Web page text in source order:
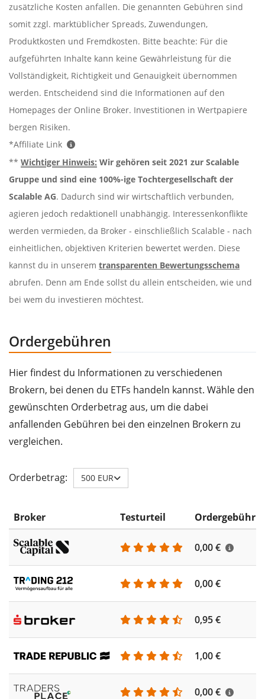
zusätzliche Kosten anfallen. Die genannten Gebühren sind
somit zzgl. marktüblicher Spreads, Zuwendungen,
Produktkosten und Fremdkosten. Bitte beachte: Für die
aufgeführten Inhalte kann keine Gewährleistung für die
Vollständigkeit, Richtigkeit und Genauigkeit übernommen
werden. Entscheidend sind die Informationen auf den
Homepages der Online Broker. Investitionen in Wertpapiere
bergen Risiken.
*Affiliate Link
** Wichtiger Hinweis: Wir gehören seit 2021 zur Scalable
Gruppe und sind eine 100%-ige Tochtergesellschaft der
Scalable AG. Dadurch sind wir wirtschaftlich verbunden,
agieren jedoch redaktionell unabhängig. Interessenkonflikte
werden vermieden, da Broker - einschließlich Scalable - nach
einheitlichen, objektiven Kriterien bewertet werden. Diese
kannst du in unserem transparenten Bewertungsschema
abrufen. Denn am Ende sollst du allein entscheiden, wie und
bei wem du investieren möchtest.
Ordergebühren
Hier findest du Informationen zu verschiedenen
Brokern, bei denen du ETFs handeln kannst. Wähle den
gewünschten Orderbetrag aus, um die dabei
anfallenden Gebühren bei den einzelnen Brokern zu
vergleichen.
Orderbetrag: 500 EUR
Broker Testurteil Ordergebühr
0,00 €
0,00 €
0,95 €
1,00 €
0,00 €